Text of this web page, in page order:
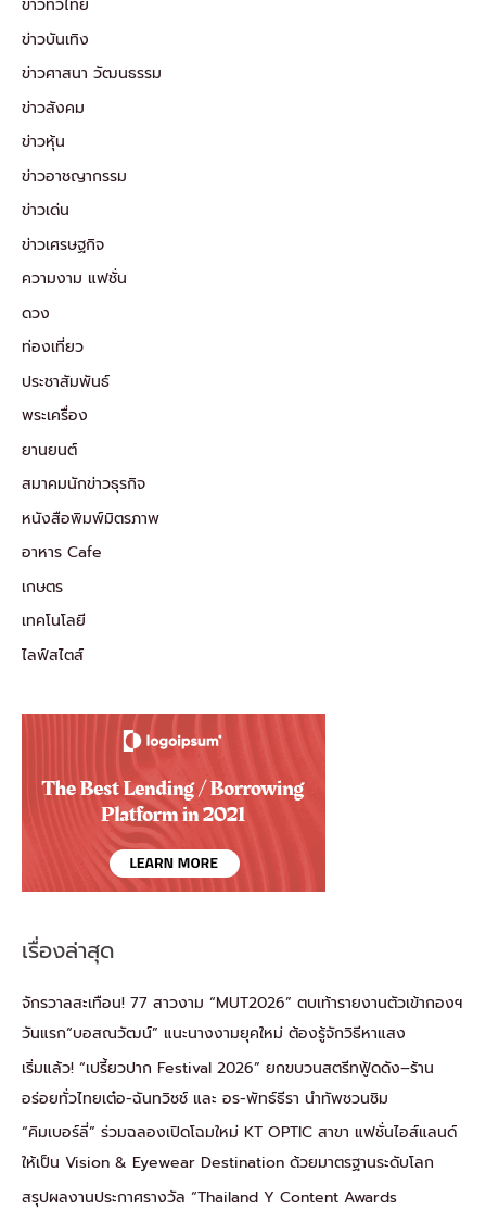
ข่าวทั่วไทย
ข่าวบันเทิง
ข่าวศาสนา วัฒนธรรม
ข่าวสังคม
ข่าวหุ้น
ข่าวอาชญากรรม
ข่าวเด่น
ข่าวเศรษฐกิจ
ความงาม แฟชั่น
ดวง
ท่องเที่ยว
ประชาสัมพันธ์
พระเครื่อง
ยานยนต์
สมาคมนักข่าวธุรกิจ
หนังสือพิมพ์มิตรภาพ
อาหาร Cafe
เกษตร
เทคโนโลยี
ไลฟ์สไตส์
เรื่องล่าสุด
จักรวาลสะเทือน! 77 สาวงาม “MUT2026” ตบเท้ารายงานตัวเข้ากองฯ
วันแรก“บอสณวัฒน์” แนะนางงามยุคใหม่ ต้องรู้จักวิธีหาแสง
เริ่มแล้ว! “เปรี้ยวปาก Festival 2026” ยกขบวนสตรีทฟู้ดดัง–ร้าน
อร่อยทั่วไทยเต๋อ-ฉันทวิชช์ และ อร-พัทธ์ธีรา นำทัพชวนชิม
“คิมเบอร์ลี่” ร่วมฉลองเปิดโฉมใหม่ KT OPTIC สาขา แฟชั่นไอส์แลนด์
ให้เป็น Vision & Eyewear Destination ด้วยมาตรฐานระดับโลก
สรุปผลงานประกาศรางวัล “Thailand Y Content Awards